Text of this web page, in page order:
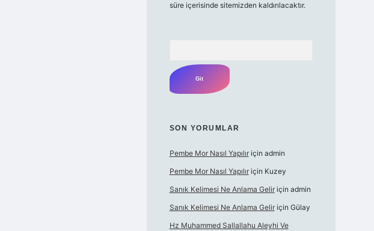
süre içerisinde sitemizden kaldırılacaktır.
SON YORUMLAR
Pembe Mor Nasıl Yapılıriçin admin
Pembe Mor Nasıl Yapılıriçin Kuzey
Sanık Kelimesi Ne Anlama Geliriçin admin
Sanık Kelimesi Ne Anlama Geliriçin Gülay
Hz Muhammed Sallallahu Aleyhi Ve